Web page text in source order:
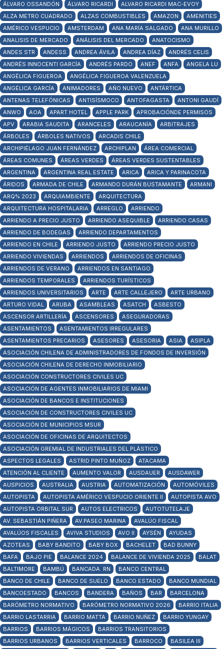
ÁLVARO OSSANDÓN
ÁLVARO RICARDI
ALVARO RICARDI MAC-EVOY
ALZA METRO CUADRADO
ALZAS COMBUSTIBLES AMAZON
AMENITIES
AMÉRICO VESPUCIO
AMSTERDAM ANA MARÍA SALGADO
ANA MURILLO
ANALISIS DE MERCADO
ANÁLISIS DEL MERCADO
ANATOCISMO
ANDES STR
ANDESS ANDREA ÁVILA ANDREA DÍAZ
ANDRÉS CELIS
ANDRÉS INNOCENTI GARCÍA
ANDRÉS PARDO ANEF ANFA
ANGELA LU
ANGÉLICA FIGUEROA
ANGÉLICA FIGUEROA VALENZUELA
ANGÉLICA GARCÍA
ANIMADORES AÑO NUEVO
ANTÁRTICA
ANTENAS TELEFÓNICAS
ANTISÍSMOCO ANTOFAGASTA
ANTONI GAUDÍ
ANWO
AOA APART HOTEL APPLE PARK
APROBACIÓNDE PERMISOS
APV
ARABIA SAUDITA ARANCELES ARAUCANÍA
ARBITRAJES
ÁRBOLES
ÁRBOLES NATIVOS
ARCADIS CHILE
ARCHIPIÉLAGO JUAN FERNÁNDEZ
ARCHIPLAN
ÁREA COMERCIAL
ÁREAS COMUNES
ÁREAS VERDES
ÁREAS VERDES SUSTENTABLES
ARGENTINA
ARGENTINA REAL ESTATE ARICA
ARICA Y PARINACOTA
ÁRIDOS
ARMADA DE CHILE ARMANDO DURÁN BUSTAMANTE
ARMANI
ARQ% 2023
ARQUIAMBIENTE
ARQUITECTURA
ARQUITECTURA HOSPITALARIA
ARREGLO
ARRIENDO
ARRIENDO A PRECIO JUSTO
ARRIENDO ASEQUIBLE
ARRIENDO CASAS
ARRIENDO DE BODEGAS
ARRIENDO DEPARTAMENTOS
ARRIENDO EN CHILE
ARRIENDO JUSTO
ARRIENDO PRECIO JUSTO
ARRIENDO VIVIENDAS
ARRIENDOS
ARRIENDOS DE OFICINAS
ARRIENDOS DE VERANO
ARRIENDOS EN SANTIAGO
ARRIENDOS TEMPORALES
ARRIENDOS TURÍSTICOS
ARRIENDOS UNIVERSITARIOS
ARTE ARTE CALLEJERO
ARTE URBANO
ARTURO VIDAL
ARUBA ASAMBLEAS ASATCH
ASBESTO
ASCENSOR ARTILLERÍA
ASCENSORES
ASEGURADORAS
ASENTAMIENTOS
ASENTAMIENTOS IRREGULARES
ASENTAMIENTOS PRECARIOS
ASESORES ASESORIA ASIA
ASIPLA
ASOCIACIÓN CHILENA DE ADMINISTRADORES DE FONDOS DE INVERSIÓN
ASOCIACIÓN CHILENA DE DERECHO INMOBILIARIO
ASOCIACIÓN CONSTRUCTORES CIVILES UC
ASOCIACIÓN DE AGENTES INMOBILIARIOS DE MIAMI
ASOCIACIÓN DE BANCOS E INSTITUCIONES
ASOCIACIÓN DE CONSTRUCTORES CIVILES UC
ASOCIACIÓN DE MUNICIPIOS MSUR
ASOCIACIÓN DE OFICINAS DE ARQUITECTOS
ASOCIACIÓN GREMIAL DE INDUSTRIALES DEL PLÁSTICO
ASPECTOS LEGALES
ASTRID PINTO MUÑOZ
ATACAMA
ATENCIÓN AL CLIENTE
AUMENTO VALOR AUSDAUER
AUSDAWER
AUSPICIOS
AUSTRALIA AUSTRIA AUTOMATIZACIÓN
AUTOMÓVILES
AUTOPISTA
AUTOPISTA AMÉRICO VESPUCIO ORIENTE II
AUTOPISTA AVO
AUTOPISTA ORBITAL SUR
AUTOS ELECTRICOS
AUTOTUTELAJE
AV. SEBASTIÁN PIÑERA
AV.PASEO MARINA
AVALÚO FISCAL
AVALÚOS FISCALES
AVIVA STUDIOS AVO II AYSÉN
AYUDAS
AZOTEAS
BABY BANDITO BABY BOX BACHELET
BAD BUNNY
BAFA
BAJO PIE BALANCE 2024 BALANCE DE VIVIENDA 2025
BALAT
BALTIMORE
BAMBÚ BANCADA. RN
BANCO CENTRAL
BANCO DE CHILE
BANCO DE SUELO BANCO ESTADO
BANCO MUNDIAL
BANCOESTADO
BANCOS BANDERA BAÑOS BAR
BARCELONA
BARÓMETRO NORMATIVO
BARÓMETRO NORMATIVO 2026
BARRIO ITALIA
BARRIO LASTARRIA
BARRIO MATTA BARRIO NUÑEZ
BARRIO YUNGAY
BARRIOS
BARRIOS MÁGICOS
BARRIOS TRANSITORIOS
BARRIOS URBANOS
BARRIOS VERTICALES BARROCO
BASILEA III